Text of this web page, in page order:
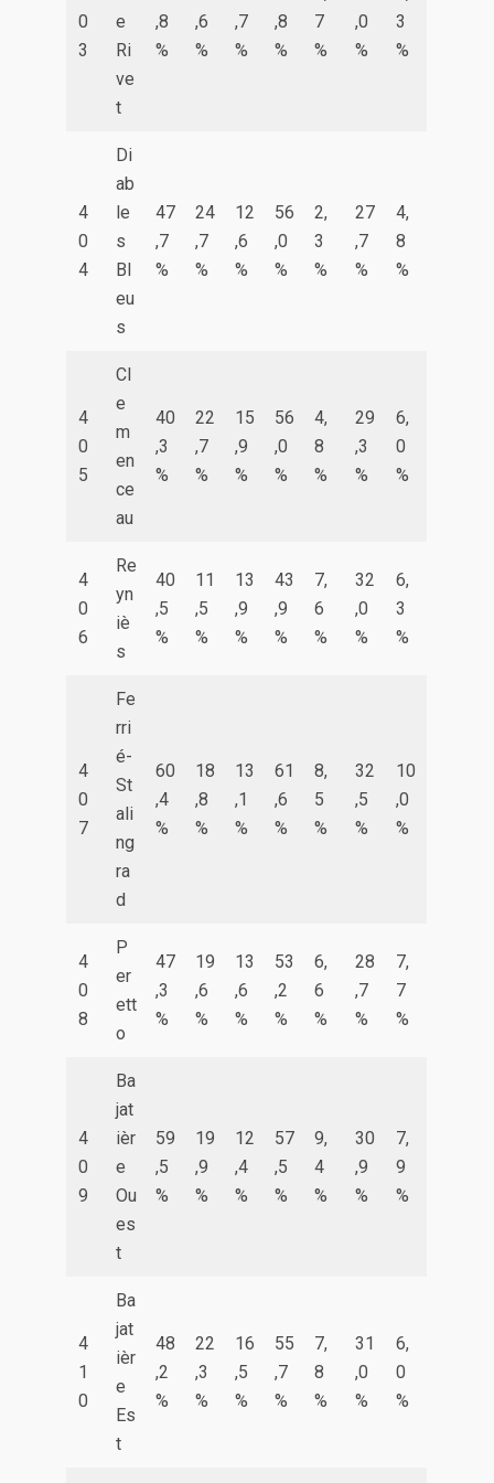
0
3
e
Ri
ve
t
,8
%
,6
%
,7
%
,8
%
7
%
,0
%
3
%
4
0
4
Di
ab
le
s
Bl
eu
s
47
,7
%
24
,7
%
12
,6
%
56
,0
%
2,
3
%
27
,7
%
4,
8
%
4
0
5
Cl
e
m
en
ce
au
40
,3
%
22
,7
%
15
,9
%
56
,0
%
4,
8
%
29
,3
%
6,
0
%
4
0
6
Re
yn
iè
s
40
,5
%
11
,5
%
13
,9
%
43
,9
%
7,
6
%
32
,0
%
6,
3
%
4
0
7
Fe
rri
é-
St
ali
ng
ra
d
60
,4
%
18
,8
%
13
,1
%
61
,6
%
8,
5
%
32
,5
%
10
,0
%
4
0
8
P
er
ett
o
47
,3
%
19
,6
%
13
,6
%
53
,2
%
6,
6
%
28
,7
%
7,
7
%
4
0
9
Ba
jat
ièr
e
Ou
es
t
59
,5
%
19
,9
%
12
,4
%
57
,5
%
9,
4
%
30
,9
%
7,
9
%
4
1
0
Ba
jat
ièr
e
Es
t
48
,2
%
22
,3
%
16
,5
%
55
,7
%
7,
8
%
31
,0
%
6,
0
%